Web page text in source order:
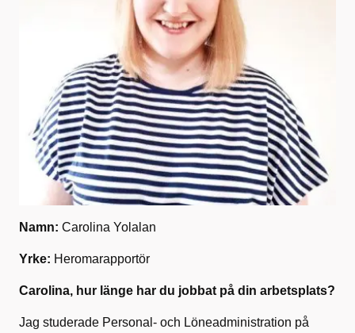
Namn: Carolina Yolalan
Yrke: Heromarapportör
Carolina, hur länge har du jobbat på din arbetsplats?
Jag studerade Personal- och Löneadministration på